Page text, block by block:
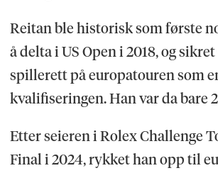
Reitan ble historisk som første
å delta i US Open i 2018, og
spillerett på europatouren som
kvalifiseringen. Han var da bare
Etter seieren i Rolex Challenge
Final i 2024, rykket han opp til